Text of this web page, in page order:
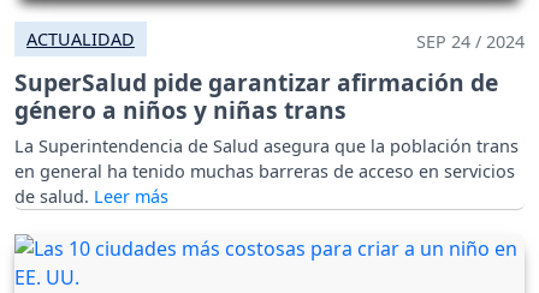
ACTUALIDAD SEP 24 / 2024
SuperSalud pide garantizar afirmación de
género a niños y niñas trans
La Superintendencia de Salud asegura que la población trans
en general ha tenido muchas barreras de acceso en servicios
de salud.